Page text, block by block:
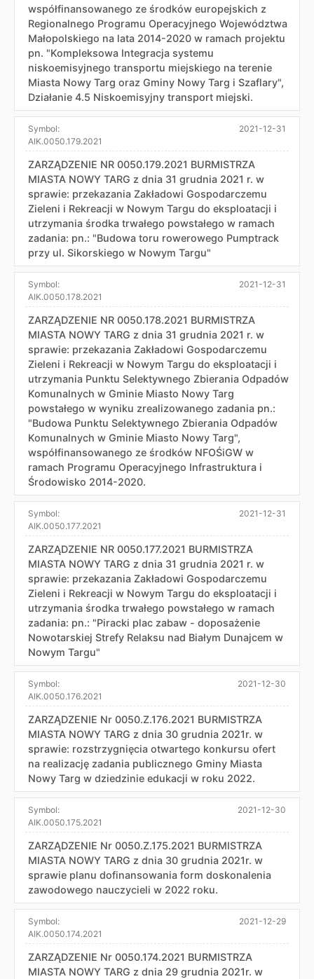
współfinansowanego ze środków europejskich z
Regionalnego Programu Operacyjnego Województwa
Małopolskiego na lata 2014-2020 w ramach projektu
pn. "Kompleksowa Integracja systemu
niskoemisyjnego transportu miejskiego na terenie
Miasta Nowy Targ oraz Gminy Nowy Targ i Szaflary",
Działanie 4.5 Niskoemisyjny transport miejski.
Symbol:
AIK.0050.179.2021
2021-12-31
ZARZĄDZENIE NR 0050.179.2021 BURMISTRZA
MIASTA NOWY TARG z dnia 31 grudnia 2021 r. w
sprawie: przekazania Zakładowi Gospodarczemu
Zieleni i Rekreacji w Nowym Targu do eksploatacji i
utrzymania środka trwałego powstałego w ramach
zadania: pn.: "Budowa toru rowerowego Pumptrack
przy ul. Sikorskiego w Nowym Targu"
Symbol:
AIK.0050.178.2021
2021-12-31
ZARZĄDZENIE NR 0050.178.2021 BURMISTRZA
MIASTA NOWY TARG z dnia 31 grudnia 2021 r. w
sprawie: przekazania Zakładowi Gospodarczemu
Zieleni i Rekreacji w Nowym Targu do eksploatacji i
utrzymania Punktu Selektywnego Zbierania Odpadów
Komunalnych w Gminie Miasto Nowy Targ
powstałego w wyniku zrealizowanego zadania pn.:
"Budowa Punktu Selektywnego Zbierania Odpadów
Komunalnych w Gminie Miasto Nowy Targ",
współfinansowanego ze środków NFOŚiGW w
ramach Programu Operacyjnego Infrastruktura i
Środowisko 2014-2020.
Symbol:
AIK.0050.177.2021
2021-12-31
ZARZĄDZENIE NR 0050.177.2021 BURMISTRZA
MIASTA NOWY TARG z dnia 31 grudnia 2021 r. w
sprawie: przekazania Zakładowi Gospodarczemu
Zieleni i Rekreacji w Nowym Targu do eksploatacji i
utrzymania środka trwałego powstałego w ramach
zadania: pn.: "Piracki plac zabaw - doposażenie
Nowotarskiej Strefy Relaksu nad Białym Dunajcem w
Nowym Targu"
Symbol:
AIK.0050.176.2021
2021-12-30
ZARZĄDZENIE Nr 0050.Z.176.2021 BURMISTRZA
MIASTA NOWY TARG z dnia 30 grudnia 2021r. w
sprawie: rozstrzygnięcia otwartego konkursu ofert
na realizację zadania publicznego Gminy Miasta
Nowy Targ w dziedzinie edukacji w roku 2022.
Symbol:
AIK.0050.175.2021
2021-12-30
ZARZĄDZENIE Nr 0050.Z.175.2021 BURMISTRZA
MIASTA NOWY TARG z dnia 30 grudnia 2021r. w
sprawie planu dofinansowania form doskonalenia
zawodowego nauczycieli w 2022 roku.
Symbol:
AIK.0050.174.2021
2021-12-29
ZARZĄDZENIE Nr 0050.174.2021 BURMISTRZA
MIASTA NOWY TARG z dnia 29 grudnia 2021r. w